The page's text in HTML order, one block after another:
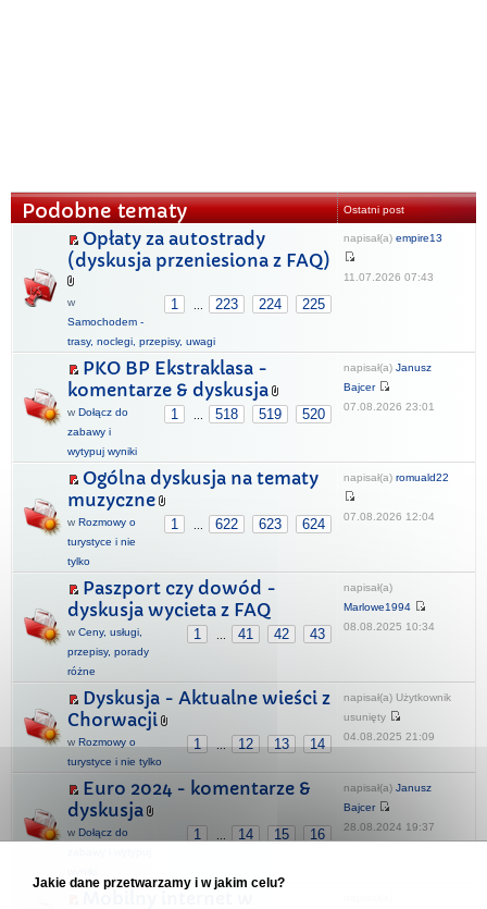
Podobne tematy Ostatni post
Opłaty za autostrady
(dyskusja przeniesiona z FAQ)
1 ... 223 224 225
w
Samochodem -
trasy, noclegi, przepisy, uwagi
napisał(a) empire13
11.07.2026 07:43
PKO BP Ekstraklasa -
komentarze & dyskusja
1 ... 518 519 520
w Dołącz do
zabawy i
wytypuj wyniki
napisał(a) Janusz
Bajcer
07.08.2026 23:01
Ogólna dyskusja na tematy
muzyczne
1 ... 622 623 624
w Rozmowy o
turystyce i nie
tylko
napisał(a) romuald22
07.08.2026 12:04
Paszport czy dowód -
dyskusja wycieta z FAQ
1 ... 41 42 43
w Ceny, usługi,
przepisy, porady
różne
napisał(a)
Marlowe1994
08.08.2025 10:34
Dyskusja - Aktualne wieści z
Chorwacji
1 ... 12 13 14
w Rozmowy o
turystyce i nie tylko
napisał(a) Użytkownik
usunięty
04.08.2025 21:09
Euro 2024 - komentarze &
dyskusja
1 ... 14 15 16
w Dołącz do
napisał(a) Janusz
Bajcer
28.08.2024 19:37
Jakie dane przetwarzamy i w jakim celu?